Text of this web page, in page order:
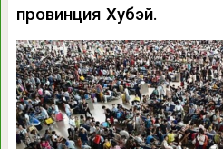
провинция Хубэй.